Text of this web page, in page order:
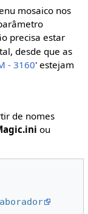
mosaico nos
precisa estar
desde que as
- 3160' estejam
de nomes
ou